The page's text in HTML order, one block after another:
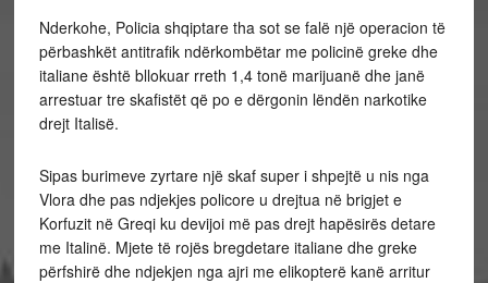
Nderkohe, Policia shqiptare tha sot se falë një operacion të
përbashkët antitrafik ndërkombëtar me policinë greke dhe
italiane është bllokuar rreth 1,4 tonë marijuanë dhe janë
arrestuar tre skafistët që po e dërgonin lëndën narkotike
drejt Italisë.
Sipas burimeve zyrtare një skaf super i shpejtë u nis nga
Vlora dhe pas ndjekjes policore u drejtua në brigjet e
Korfuzit në Greqi ku devijoi më pas drejt hapësirës detare
me Italinë. Mjete të rojës bregdetare italiane dhe greke
përfshirë dhe ndjekjen nga ajri me elikopterë kanë arritur